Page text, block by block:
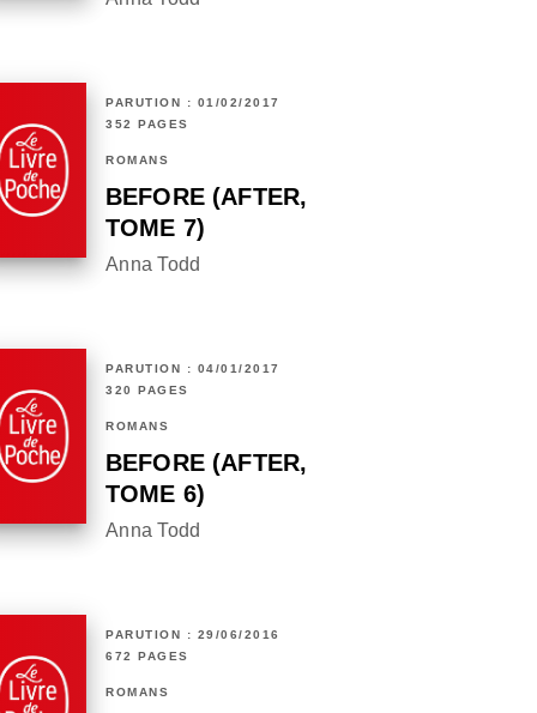
PARUTION : 01/02/2017
352 PAGES
ROMANS
BEFORE (AFTER,
TOME 7)
Anna Todd
PARUTION : 04/01/2017
320 PAGES
ROMANS
BEFORE (AFTER,
TOME 6)
Anna Todd
PARUTION : 29/06/2016
672 PAGES
ROMANS